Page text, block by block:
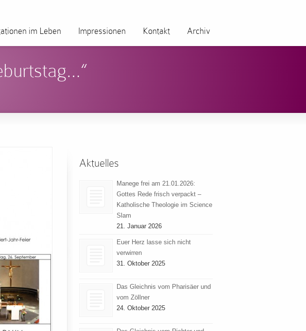
im Leben Impressionen Kontakt Archiv
Aktuelles
Manege frei am 21.01.2026:
Gottes Rede frisch verpackt –
Katholische Theologie im Science
Slam
21. Januar 2026
Euer Herz lasse sich nicht
verwirren
31. Oktober 2025
Das Gleichnis vom Pharisäer und
vom Zöllner
24. Oktober 2025